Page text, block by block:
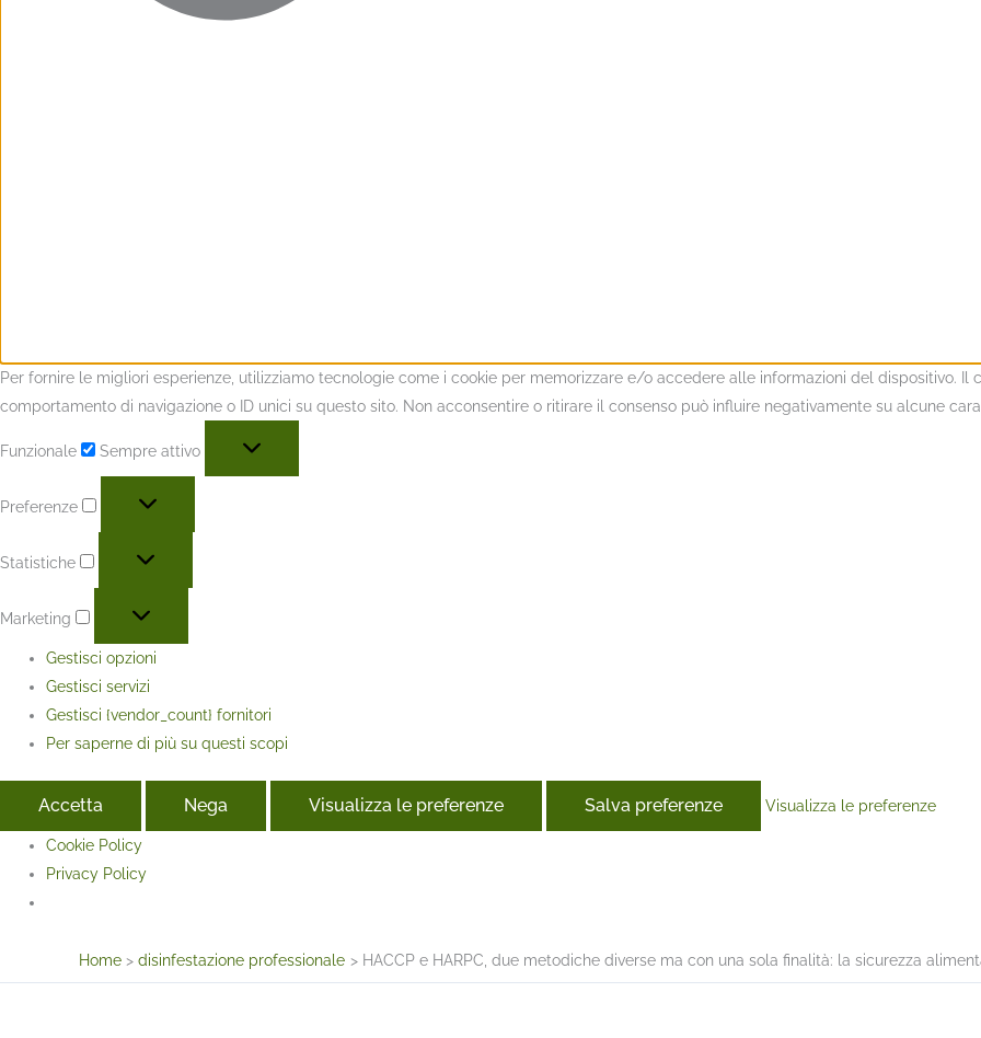
Per fornire le migliori esperienze, utilizziamo tecnologie come i cookie per memorizzare e/o accedere alle informazioni del dispositivo.
comportamento di navigazione o ID unici su questo sito. Non acconsentire o ritirare il consenso può influire negativamente su alcune
Funzionale Sempre attivo
Preferenze
Statistiche
Marketing
Gestisci opzioni
Gestisci servizi
Gestisci {vendor_count} fornitori
Per saperne di più su questi scopi
Accetta Nega Visualizza le preferenze Salva preferenze Visualizza le preferenze
Cookie Policy
Privacy Policy
Home disinfestazione professionale HACCP e HARPC, due metodiche diverse ma con una sola finalità: la sicurezza